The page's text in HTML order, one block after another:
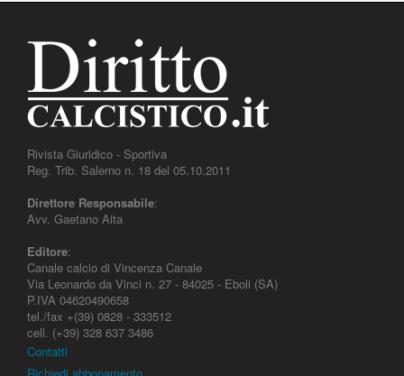
Rivista Giuridico - Sportiva
Reg. Trib. Salerno n. 18 del 05.10.2011
Direttore Responsabile:
Avv. Gaetano Aita
Editore:
Canale calcio di Vincenza Canale
Via Leonardo da Vinci n. 27 - 84025 - Eboli (SA)
P.IVA 04620490658
tel./fax +(39) 0828 - 333512
cell. (+39) 328 637 3486
Contatti